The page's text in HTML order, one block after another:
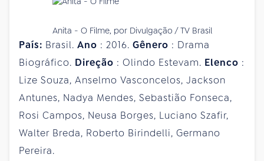
Anita - O Filme, por Divulgação / TV Brasil
País: Brasil. Ano : 2016. Gênero : Drama
Biográfico. Direção : Olindo Estevam. Elenco :
Lize Souza, Anselmo Vasconcelos, Jackson
Antunes, Nadya Mendes, Sebastião Fonseca,
Rosi Campos, Neusa Borges, Luciano Szafir,
Walter Breda, Roberto Birindelli, Germano
Pereira.